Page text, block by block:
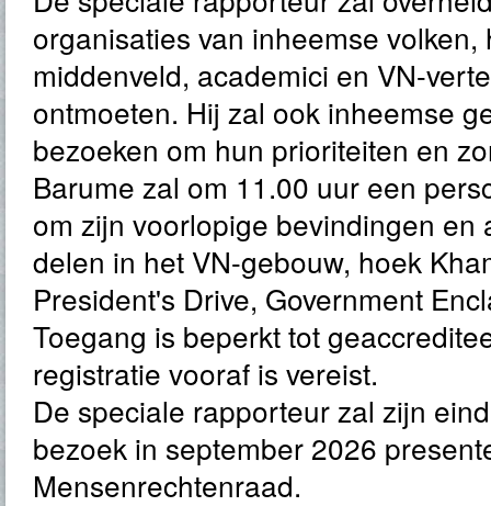
organisaties van inheemse
middenveld, academici en VN-
ontmoeten. Hij zal ook inheemse
bezoeken om hun prioriteiten en
Barume zal om 11.00 uur een
om zijn voorlopige bevindingen en
delen in het VN-gebouw, hoek
President's Drive, Government
Toegang is beperkt tot
registratie vooraf is vereist.
De speciale rapporteur zal zijn
bezoek in september 2026
Mensenrechtenraad.